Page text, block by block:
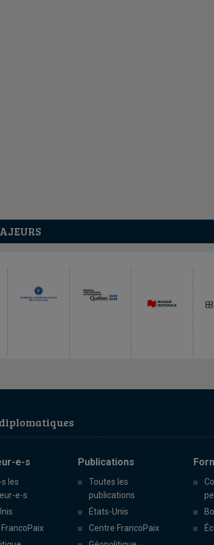
e-s
les
e-s
Publications
Toutes les
publications
États-Unis
Centre FrancoPaix